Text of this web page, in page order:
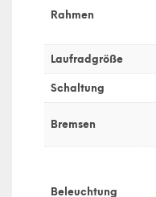
Rahmen
Laufradgröße
Schaltung
Bremsen
Beleuchtung